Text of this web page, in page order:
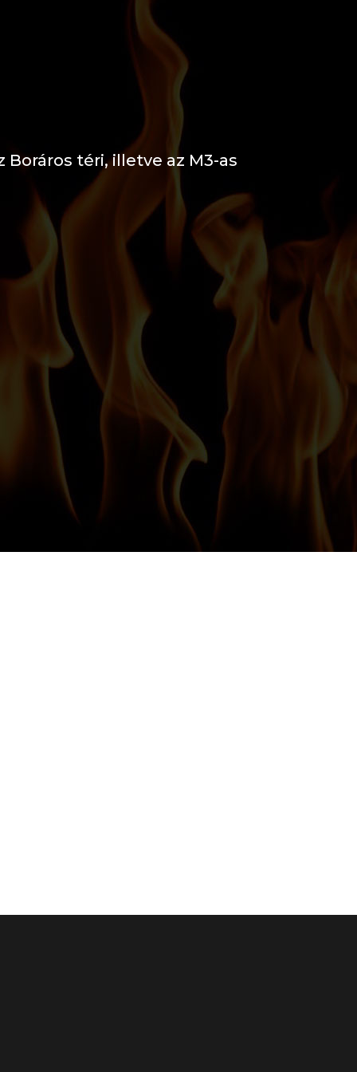
téri, illetve az M3-as